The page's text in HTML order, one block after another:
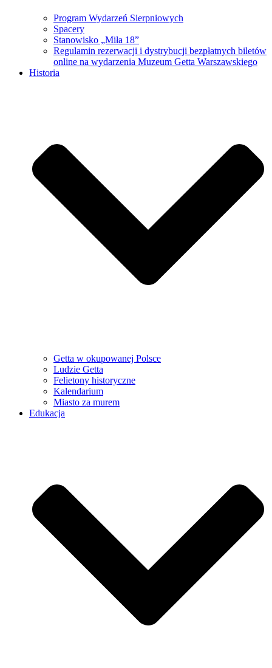
Program Wydarzeń Sierpniowych
Spacery
Stanowisko „Miła 18”
Regulamin rezerwacji i dystrybucji bezpłatnych biletów
online na wydarzenia Muzeum Getta Warszawskiego
Historia
Getta w okupowanej Polsce
Ludzie Getta
Felietony historyczne
Kalendarium
Miasto za murem
Edukacja